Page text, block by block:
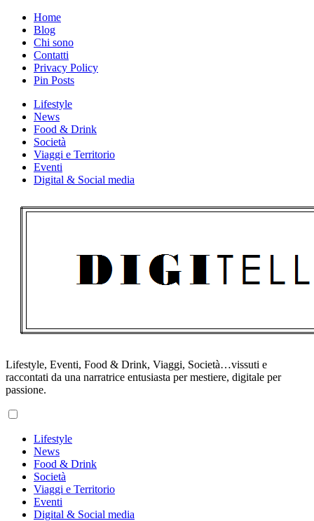
Skip
content
Home
Blog
Chi sono
Contatti
Privacy Policy
Pin Posts
Lifestyle
News
Food & Drink
Società
Viaggi e Territorio
Eventi
Digital & Social media
Lifestyle, Eventi, Food & Drink, Viaggi, Società…vissuti e
raccontati da una narratrice entusiasta per mestiere, digitale per
passione.
Menu
Lifestyle
News
Food & Drink
Società
Viaggi e Territorio
Eventi
Digital & Social media